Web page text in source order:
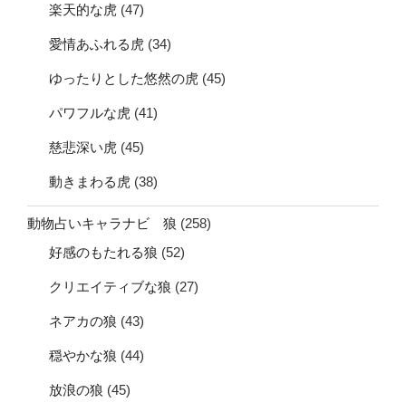
楽天的な虎 (47)
愛情あふれる虎 (34)
ゆったりとした悠然の虎 (45)
パワフルな虎 (41)
慈悲深い虎 (45)
動きまわる虎 (38)
動物占いキャラナビ 狼 (258)
好感のもたれる狼 (52)
クリエイティブな狼 (27)
ネアカの狼 (43)
穏やかな狼 (44)
放浪の狼 (45)